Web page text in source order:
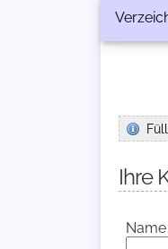
Ihre
Name: